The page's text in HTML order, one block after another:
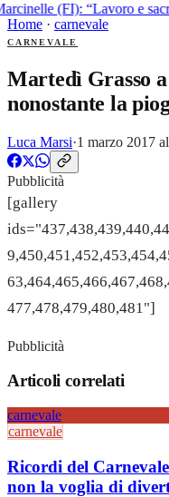
(FI): “Lavoro e
Home · carnevale
CARNEVALE
Martedì Grasso a
nonostante la
Luca Marsi·1 marzo 2017
Pubblicità
[gallery
477,478,479,480,481"]
Pubblicità
Articoli correlati
carnevale
carnevale
Ricordi del
non la voglia di